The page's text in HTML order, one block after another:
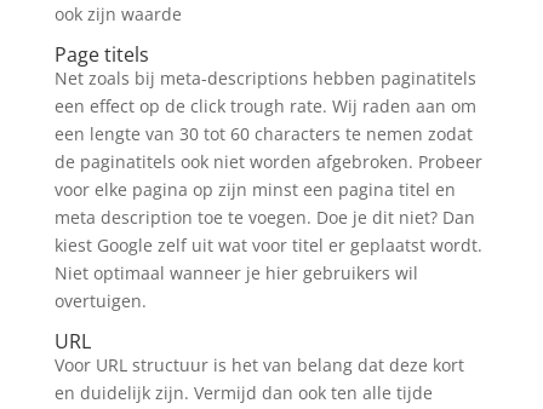
ook zijn waarde
Page titels
Net zoals bij meta-descriptions hebben paginatitels
een effect op de click trough rate. Wij raden aan om
een lengte van 30 tot 60 characters te nemen zodat
de paginatitels ook niet worden afgebroken. Probeer
voor elke pagina op zijn minst een pagina titel en
meta description toe te voegen. Doe je dit niet? Dan
kiest Google zelf uit wat voor titel er geplaatst wordt.
Niet optimaal wanneer je hier gebruikers wil
overtuigen.
URL
Voor URL structuur is het van belang dat deze kort
en duidelijk zijn. Vermijd dan ook ten alle tijde